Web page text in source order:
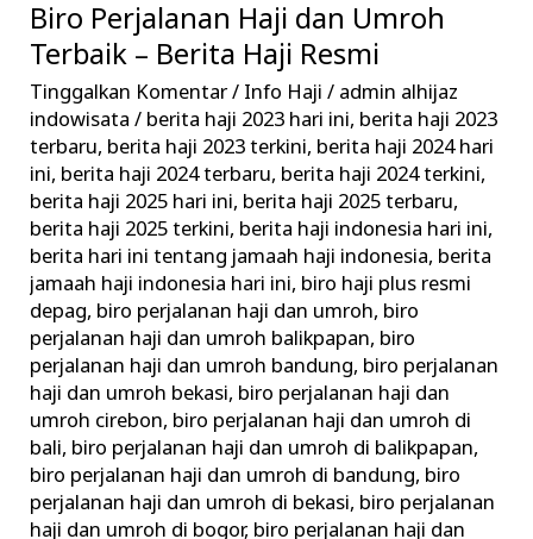
Biro Perjalanan Haji dan Umroh
Terbaik – Berita Haji Resmi
Tinggalkan Komentar/ Info Haji / admin alhijaz
indowisata/ berita haji 2023 hari ini, berita haji 2023
terbaru, berita haji 2023 terkini, berita haji 2024 hari
ini, berita haji 2024 terbaru, berita haji 2024 terkini,
berita haji 2025 hari ini, berita haji 2025 terbaru,
berita haji 2025 terkini, berita haji indonesia hari ini,
berita hari ini tentang jamaah haji indonesia, berita
jamaah haji indonesia hari ini, biro haji plus resmi
depag, biro perjalanan haji dan umroh, biro
perjalanan haji dan umroh balikpapan, biro
perjalanan haji dan umroh bandung, biro perjalanan
haji dan umroh bekasi, biro perjalanan haji dan
umroh cirebon, biro perjalanan haji dan umroh di
bali, biro perjalanan haji dan umroh di balikpapan,
biro perjalanan haji dan umroh di bandung, biro
perjalanan haji dan umroh di bekasi, biro perjalanan
haji dan umroh di bogor, biro perjalanan haji dan
Biro
Perjalanan
Haji
dan
Umroh
Terbaik
–
Berita
Haji
Resmi